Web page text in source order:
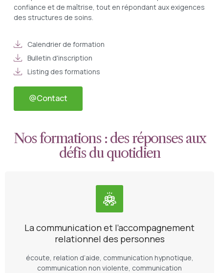
confiance et de maîtrise, tout en répondant aux exigences
des structures de soins.
Calendrier de formation
Bulletin d'inscription
Listing des formations
Contact
Nos formations : des réponses aux
défis du quotidien
La communication et l’accompagnement
relationnel des personnes
écoute, relation d’aide, communication hypnotique,
communication non violente, communication